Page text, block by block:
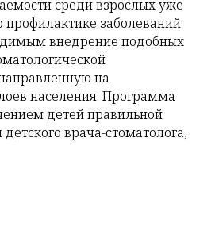
среди взрослых уже
заболеваний
внедрение подобных
на
населения. Программа
детей правильной
врача-стоматолога,